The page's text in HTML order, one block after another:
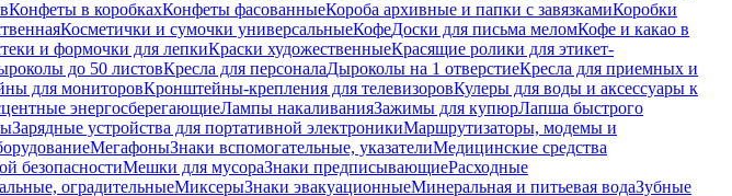
Конфеты в коробкахКонфеты фасованныеКороба архивные и папки с завязкамиКоробки
Косметички и сумочки универсальныеКофеДоски для письма меломКофе и какао в
и формочки для лепкиКраски художественныеКрасящие ролики для этикет-
до 50 листовКресла для персоналаДыроколы на 1 отверстиеКресла для приемных и
для мониторовКронштейны-крепления для телевизоровКулеры для воды и аксессуары к
энергосберегающиеЛампы накаливанияЗажимы для купюрЛапша быстрого
Зарядные устройства для портативной электроникиМаршрутизаторы, модемы и
МегафоныЗнаки вспомогательные, указателиМедицинские средства
безопасностиМешки для мусораЗнаки предписывающиеРасходные
оградительныеМиксерыЗнаки эвакуационныеМинеральная и питьевая водаЗубные